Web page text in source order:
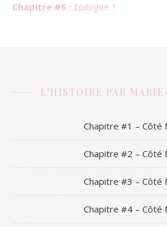
Chapitre #6 : Epilogue ?
L’HISTOIRE PAR
Chapitre #1 – Côté
Chapitre #2 – Côté
Chapitre #3 – Côté
Chapitre #4 – Côté